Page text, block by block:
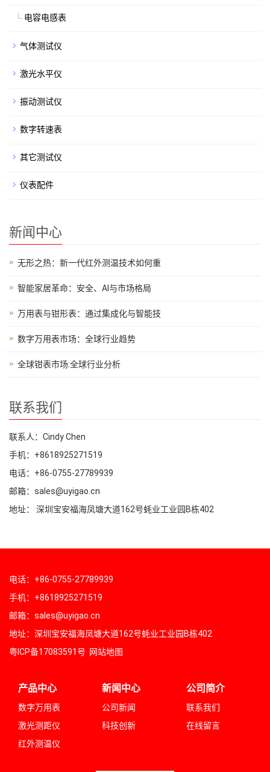
电容电感表
气体测试仪
激光水平仪
振动测试仪
数字转速表
其它测试仪
仪表配件
新闻中心
无形之热：新一代红外测温技术如何重
智能家居革命：安全、AI与市场格局
万用表与钳形表：通过集成化与智能技
数字万用表市场：全球行业趋势
全球钳表市场:全球行业分析
联系我们
联系人：Cindy Chen
手机：+8618925271519
电话：+86-0755-27789939
邮箱：sales@uyigao.cn
地址： 深圳宝安福海凤塘大道162号蚝业工业园B栋402
电话：+86-0755-27789939
手机：+8618925271519
邮箱：sales@uyigao.cn
地址：深圳宝安福海凤塘大道162号蚝业工业园B栋402
粤ICP备17083591号 网站地图
产品中心
数字万用表
激光测距仪
红外测温仪
新闻中心
公司新闻
科技创新
公司简介
联系我们
在线留言